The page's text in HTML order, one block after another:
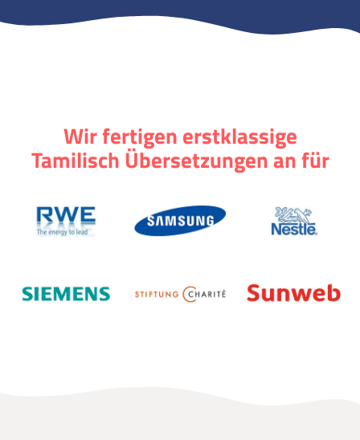
Wir fertigen erstklassige
Tamilisch Übersetzungen an für